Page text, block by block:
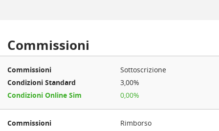
Commissioni
Sottoscrizione
3,00%
0,00%
Rimborso